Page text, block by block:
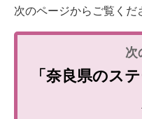
次のページからご覧くだ
「奈良県のス